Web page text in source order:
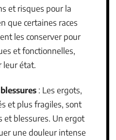
et risques pour la
que certaines races
les conserver pour
et fonctionnelles,
leur état.
: Les ergots,
et plus fragiles, sont
et blessures. Un ergot
une douleur intense